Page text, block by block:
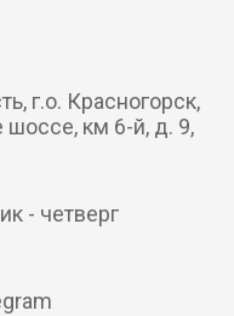
г.о. Красногорск,
шоссе, км 6-й, д. 9,
- четверг